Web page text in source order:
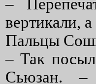
–
вертикали,
Пальцы
– Так
Сьюзан. –